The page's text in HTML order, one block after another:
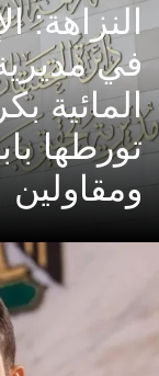
النزاهة:
في
المائية
تورطها
ومقاولين